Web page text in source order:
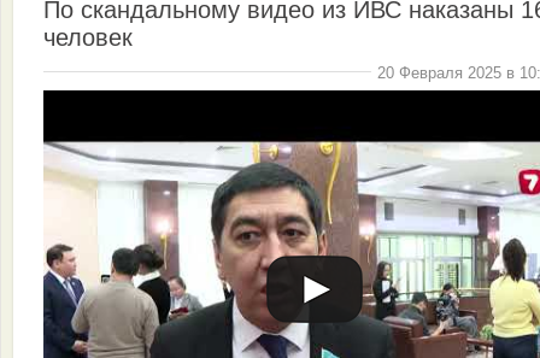
По скандальному видео из ИВС наказаны
человек
20 Февраля 2025 в